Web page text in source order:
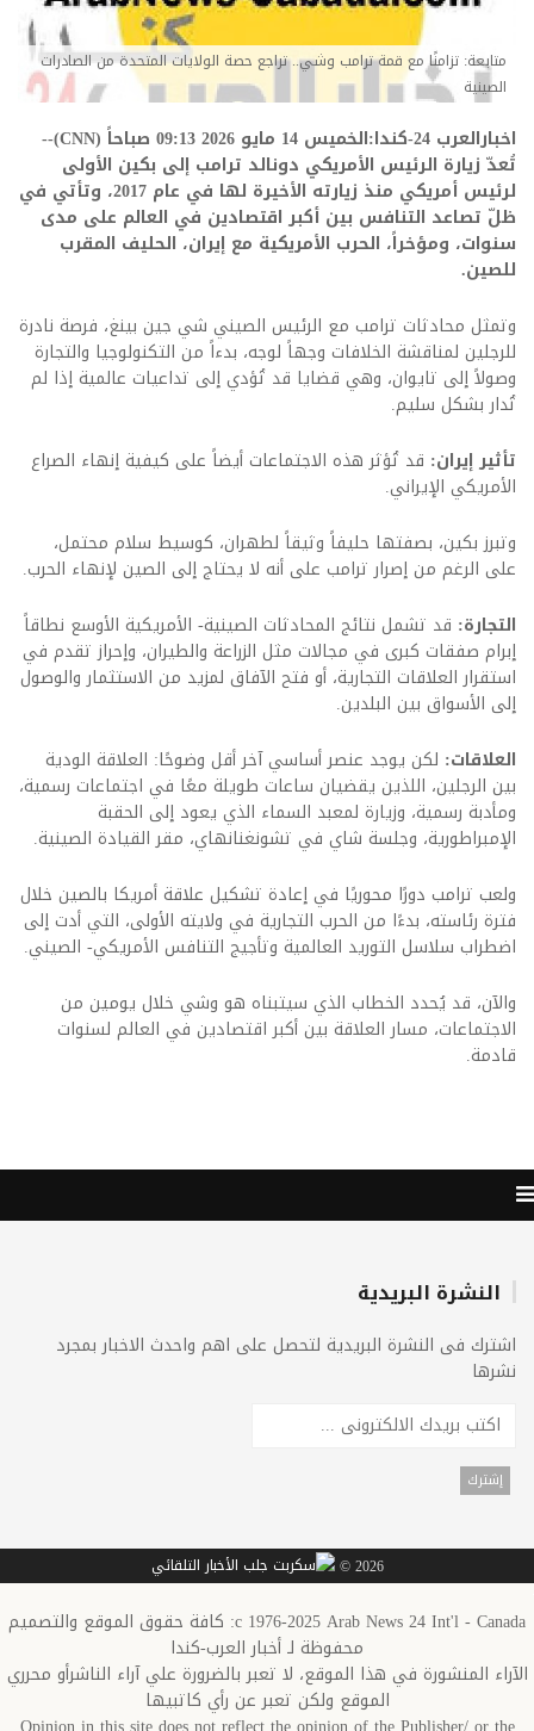
متابعة: تزامنًا مع قمة ترامب وشي.. تراجع حصة الولايات المتحدة من الصادرات
الصينية
اخبارالعرب 24-كندا:الخميس 14 مايو 2026 09:13 صباحاً (CNN)--
تُعدّ زيارة الرئيس الأمريكي دونالد ترامب إلى بكين الأولى
لرئيس أمريكي منذ زيارته الأخيرة لها في عام 2017، وتأتي في
ظلّ تصاعد التنافس بين أكبر اقتصادين في العالم على مدى
سنوات، ومؤخراً، الحرب الأمريكية مع إيران، الحليف المقرب
للصين.
وتمثل محادثات ترامب مع الرئيس الصيني شي جين بينغ، فرصة نادرة
للرجلين لمناقشة الخلافات وجهاً لوجه، بدءاً من التكنولوجيا والتجارة
وصولاً إلى تايوان، وهي قضايا قد تُؤدي إلى تداعيات عالمية إذا لم
تُدار بشكل سليم.
تأثير إيران: قد تُؤثر هذه الاجتماعات أيضاً على كيفية إنهاء الصراع
الأمريكي الإيراني.
وتبرز بكين، بصفتها حليفاً وثيقاً لطهران، كوسيط سلام محتمل،
على الرغم من إصرار ترامب على أنه لا يحتاج إلى الصين لإنهاء الحرب.
التجارة: قد تشمل نتائج المحادثات الصينية- الأمريكية الأوسع نطاقاً
إبرام صفقات كبرى في مجالات مثل الزراعة والطيران، وإحراز تقدم في
استقرار العلاقات التجارية، أو فتح الآفاق لمزيد من الاستثمار والوصول
إلى الأسواق بين البلدين.
العلاقات: لكن يوجد عنصر أساسي آخر أقل وضوحًا: العلاقة الودية
بين الرجلين، اللذين يقضيان ساعات طويلة معًا في اجتماعات رسمية،
ومأدبة رسمية، وزيارة لمعبد السماء الذي يعود إلى الحقبة
الإمبراطورية، وجلسة شاي في تشونغنانهاي، مقر القيادة الصينية.
ولعب ترامب دورًا محوريًا في إعادة تشكيل علاقة أمريكا بالصين خلال
فترة رئاسته، بدءًا من الحرب التجارية في ولايته الأولى، التي أدت إلى
اضطراب سلاسل التوريد العالمية وتأجيج التنافس الأمريكي- الصيني.
والآن، قد يُحدد الخطاب الذي سيتبناه هو وشي خلال يومين من
الاجتماعات، مسار العلاقة بين أكبر اقتصادين في العالم لسنوات
قادمة.
النشرة البريدية
اشترك فى النشرة البريدية لتحصل على اهم واحدث الاخبار بمجرد
نشرها
2026 ©
c 1976-2025 Arab News 24 Int'l - Canada: كافة حقوق الموقع والتصميم
محفوظة لـ أخبار العرب-كندا
الآراء المنشورة في هذا الموقع، لا تعبر بالضرورة علي آراء الناشرأو محرري
الموقع ولكن تعبر عن رأي كاتبيها